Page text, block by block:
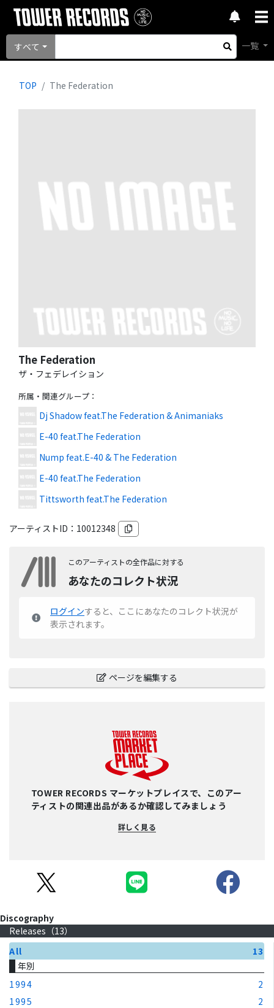
すべて 一覧
TOP The Federation
The Federation
ザ・フェデレイション
所属・関連グループ ：
Dj Shadow feat.The Federation & Animaniaks
E-40 feat.The Federation
Nump feat.E-40 & The Federation
E-40 feat.The Federation
Tittsworth feat.The Federation
アーティストID： 10012348
このアーティストの全作品に対する
あなたのコレクト状況
ログインすると、ここにあなたのコレクト状況が
表示されます。
ページを編集する
TOWER RECORDS マーケットプレイスで、このアー
ティストの関連出品があるか確認してみましょう
詳しく見る
Discography
Releases（13）
All
13
年別
1994
2
1995
2